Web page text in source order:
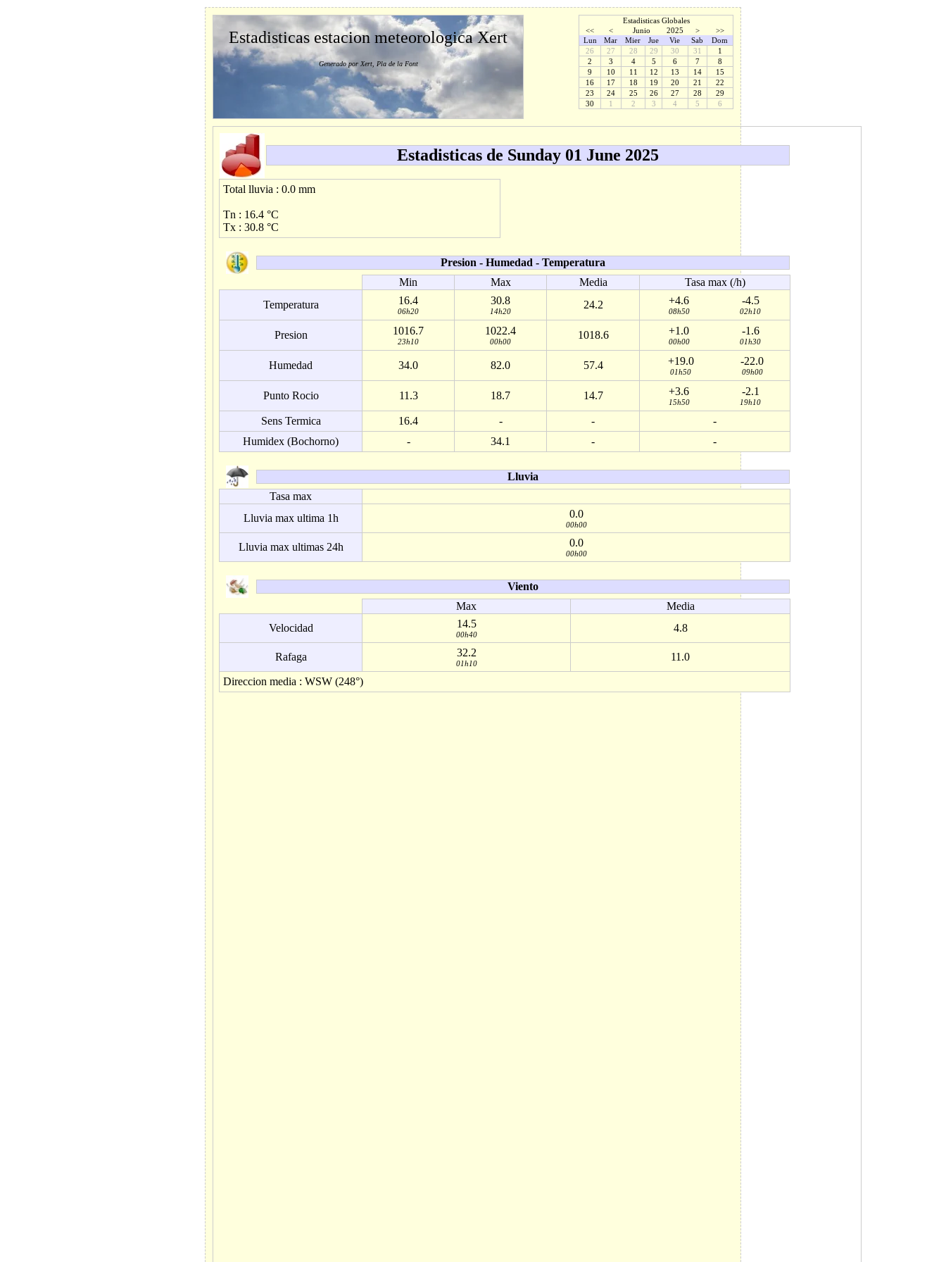
Estadisticas Globales
<<
< Junio 2025 >
>>
Lun
Mar Mier Jue Vie Sab
Dom
26
27 28 29 30 31
1
2
3 4 5 6 7
8
9
10 11 12 13 14
15
16
17 18 19 20 21
22
23
24 25 26 27 28
29
30
1 2 3 4 5 6
Estadisticas estacion meteorologica Xert
Generado por Xert, Pla de la Font